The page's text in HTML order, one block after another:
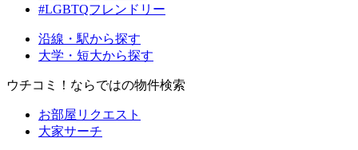
#LGBTQフレンドリー
沿線・駅から探す
大学・短大から探す
ウチコミ！ならではの物件検索
お部屋リクエスト
大家サーチ